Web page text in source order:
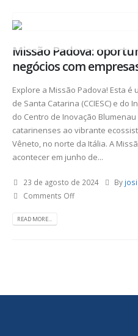
Missão Padova:
negócios com
Explore a Missão Padova! Esta é
de Santa Catarina (CCIESC) e
do Centro de Inovação
catarinenses ao vibrante
Vêneto, no norte da Itália. A
acontecer em junho de...
23 de agosto de 2024 By josi
Comments Off
READ MORE...